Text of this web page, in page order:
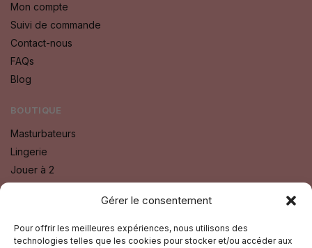
Gérer le consentement
Pour offrir les meilleures expériences, nous utilisons des
technologies telles que les cookies pour stocker et/ou accéder aux
Mon compte
Suivi de commande
Contact-nous
FAQs
Blog
BOUTIQUE
Masturbateurs
Lingerie
Jouer à 2
Sextoys
Fétichisme SM